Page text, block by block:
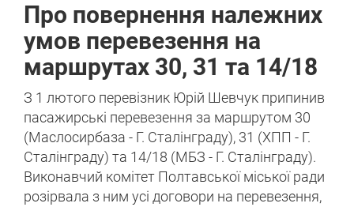
Про повернення належних
умов перевезення на
маршрутах 30, 31 та 14/18
З 1 лютого перевізник Юрій Шевчук припинив
пасажирські перевезення за маршрутом 30
(Маслосирбаза - Г. Сталінграду), 31 (ХПП - Г.
Сталінграду) та 14/18 (МБЗ - Г. Сталінграду).
Виконавчий комітет Полтавської міської ради
розірвала з ним усі договори на перевезення,